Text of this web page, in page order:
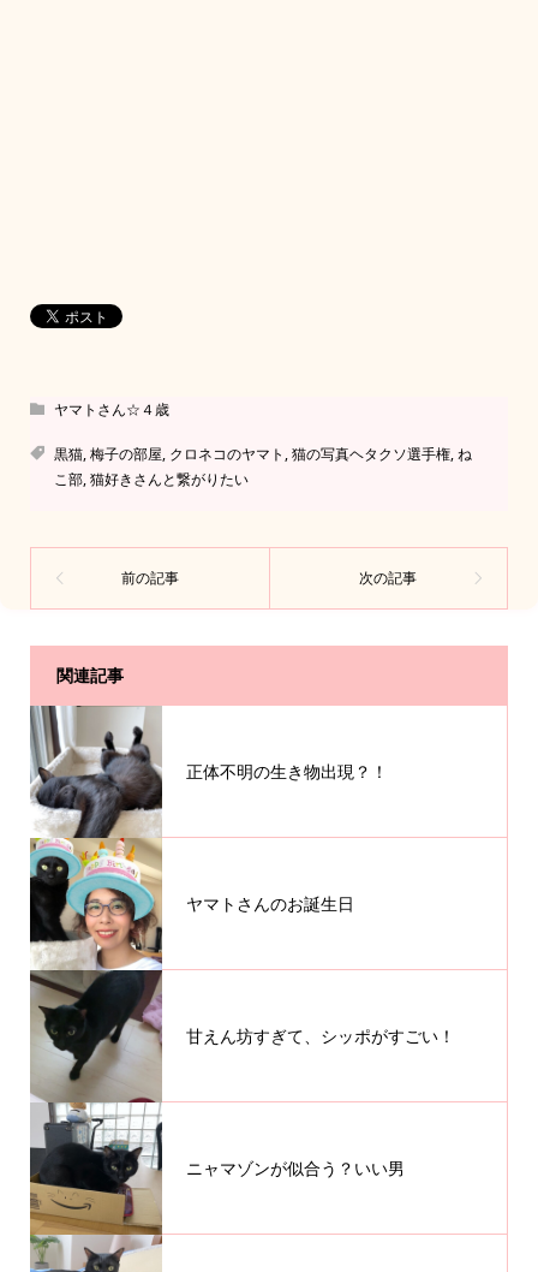
ヤマトさん☆４歳
黒猫,梅子の部屋, クロネコのヤマト ,猫の写真ヘタクソ選手権,ね
こ部,猫好きさんと繋がりたい
関連記事
正体不明の生き物出現？！
ヤマトさんのお誕生日
甘えん坊すぎて、シッポがすごい！
ニャマゾンが似合う？いい男